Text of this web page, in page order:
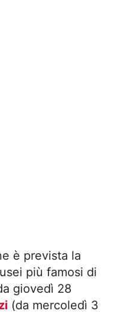
è prevista la
più famosi di
giovedì 28
(da mercoledì 3